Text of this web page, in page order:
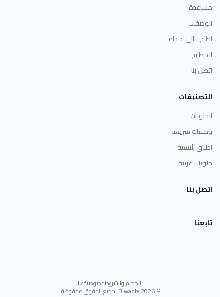
مساعدة
الوصفات
اطبخ باللي عندك
المطابخ
اتصل بنا
التصنيفات
الحلويات
وصفات سريعة
اطباق رئيسية
حلويات غربية
اتصل بنا
تابعنا
الأحكام والشروطخصوصيةعنا
© 2026 Dlwaqty. جميع الحقوق محفوظة.